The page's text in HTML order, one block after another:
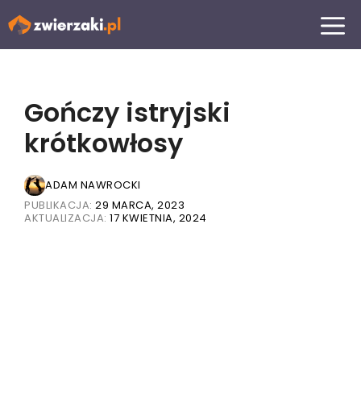
Przejdź
MENU
Gończy istryjski
krótkowłosy
ADAM NAWROCKI
PUBLIKACJA: 29 MARCA, 2023
AKTUALIZACJA: 17 KWIETNIA, 2024